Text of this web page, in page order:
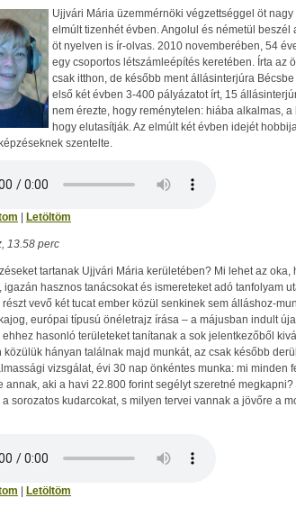
Ujjvári Mária üzemmérnöki végzettséggel öt
elmúlt tizenhét évben. Angolul és németül beszél
öt nyelven is ír-olvas. 2010 novemberében, 54
egy csoportos létszámleépítés keretében. Írta az
csak itthon, de később ment állásinterjúra
első két évben 3-400 pályázatot írt, 15
nem érezte, hogy reménytelen: hiába alkalmas, a
hogy elutasítják. Az elmúlt két évben idejét
szentelte.
Letöltöm
13.58 perc
tartanak Ujjvári Mária kerületében? Mi lehet az oka,
igazán hasznos tanácsokat és ismereteket adó tanfolyam
részt vevő két tucat ember közül senkinek sem álláshoz-
európai típusú önéletrajz írása – a májusban indult
ehhez hasonló területeket tanítanak a sok jelentkezőből
közülük hányan találnak majd munkát, az csak később
vizsgálat, évi 30 nap önkéntes munka: mi minden
annak, aki a havi 22.800 forint segélyt szeretné
sorozatos kudarcokat, s milyen tervei vannak a jövőre a
Letöltöm